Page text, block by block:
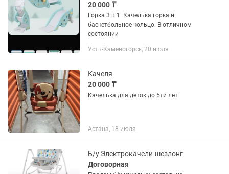
20 000 ₸
Горка 3 в 1. Качелька горка и
баскетбольное кольцо. В отличном
состоянии
Усть-Каменогорск, 20 июля
Качеля
20 000 ₸
Качелька для деток до 5ти лет
Астана, 18 июля
Б/у Электрокачели-шезлонг
Договорная